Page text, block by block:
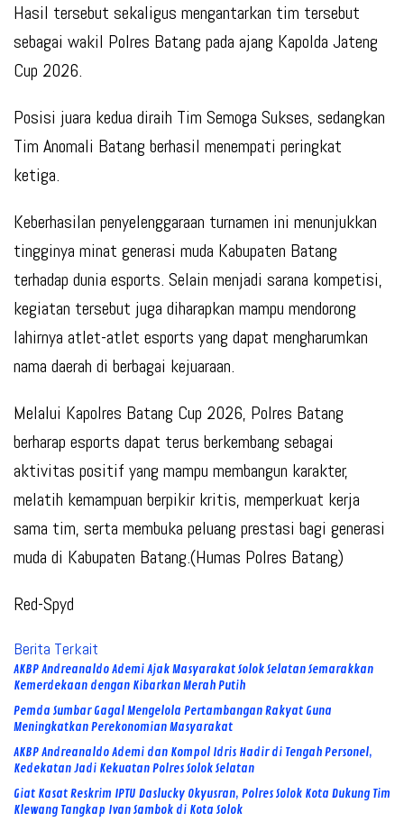
Hasil tersebut sekaligus mengantarkan tim tersebut
sebagai wakil Polres Batang pada ajang Kapolda Jateng
Cup 2026.
Posisi juara kedua diraih Tim Semoga Sukses, sedangkan
Tim Anomali Batang berhasil menempati peringkat
ketiga.
Keberhasilan penyelenggaraan turnamen ini menunjukkan
tingginya minat generasi muda Kabupaten Batang
terhadap dunia esports. Selain menjadi sarana kompetisi,
kegiatan tersebut juga diharapkan mampu mendorong
lahirnya atlet-atlet esports yang dapat mengharumkan
nama daerah di berbagai kejuaraan.
Melalui Kapolres Batang Cup 2026, Polres Batang
berharap esports dapat terus berkembang sebagai
aktivitas positif yang mampu membangun karakter,
melatih kemampuan berpikir kritis, memperkuat kerja
sama tim, serta membuka peluang prestasi bagi generasi
muda di Kabupaten Batang.(Humas Polres Batang)
Red-Spyd
Berita Terkait
AKBP Andreanaldo Ademi Ajak Masyarakat Solok Selatan Semarakkan
Kemerdekaan dengan Kibarkan Merah Putih
Pemda Sumbar Gagal Mengelola Pertambangan Rakyat Guna
Meningkatkan Perekonomian Masyarakat
AKBP Andreanaldo Ademi dan Kompol Idris Hadir di Tengah Personel,
Kedekatan Jadi Kekuatan Polres Solok Selatan
Giat Kasat Reskrim IPTU Daslucky Okyusran, Polres Solok Kota Dukung Tim
Klewang Tangkap Ivan Sambok di Kota Solok